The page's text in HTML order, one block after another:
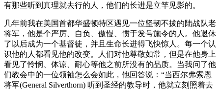
有那些听到真理就去行的人，他们的长进是立竿见影的。
几年前我在美国首都华盛顿特区遇见一位坚韧不拔的陆战队老
将军，他是个严厉、自负、傲慢、惯于发号施令的人。他退休
了以后成为一个基督徒，并且生命长进得飞快惊人。每一个认
识他的人都看见他的改变。人们对他尊敬如常，但是在他身上
看见了怜悯、体谅、耐心等他之前所没有的品质。当我问了他
们教会中的一位领袖怎么会如此，他回答说：“当西尔弗索恩
将军(General Silverthorn) 听到圣经的教导时，他就立刻照着去